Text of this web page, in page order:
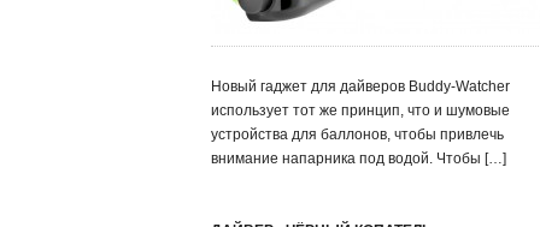
Новый гаджет для дайверов Buddy-Watcher
использует тот же принцип, что и шумовые
устройства для баллонов, чтобы привлечь
внимание напарника под водой. Чтобы […]